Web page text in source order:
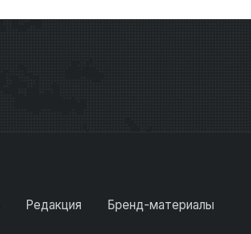
Редакция Бренд-материалы